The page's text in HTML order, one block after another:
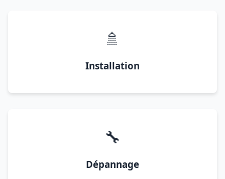
🚿
Installation
🔧
Dépannage